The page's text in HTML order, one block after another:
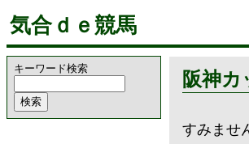
気合ｄｅ競馬
キーワード検索 阪神
すみませ